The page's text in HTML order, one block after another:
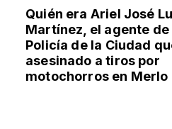
Quién era Ariel José
Martínez, el agente de
Policía de la Ciudad
asesinado a tiros por
motochorros en Merlo